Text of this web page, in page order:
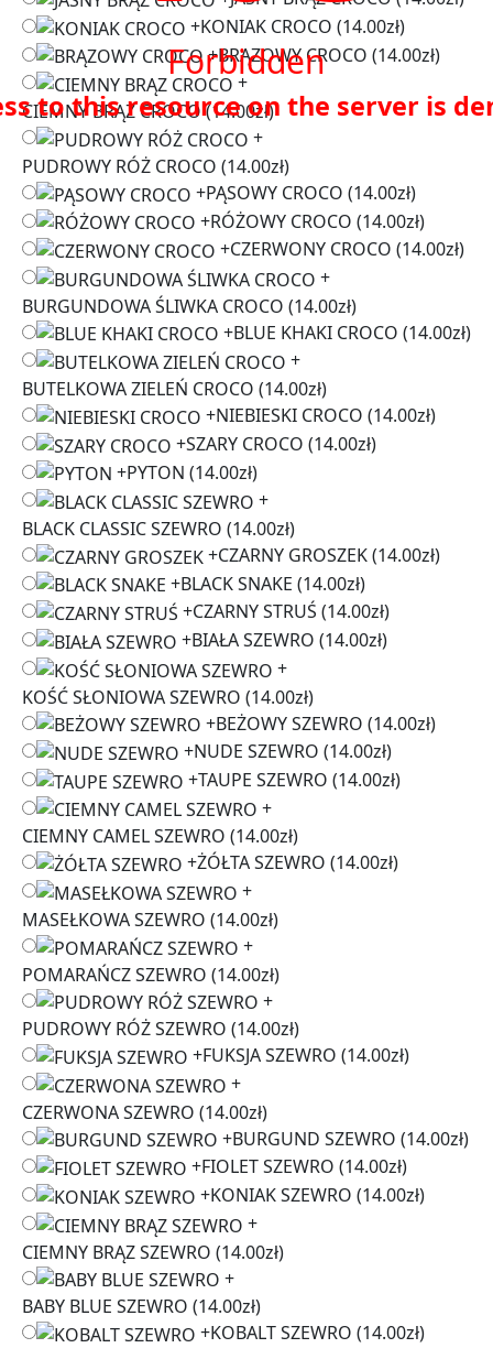
+KONIAK CROCO (14.00zł)
+BRĄZOWY CROCO (14.00zł)
+
CIEMNY BRĄZ CROCO (14.00zł)
+
PUDROWY RÓŻ CROCO (14.00zł)
+PĄSOWY CROCO (14.00zł)
+RÓŻOWY CROCO (14.00zł)
+CZERWONY CROCO (14.00zł)
+
BURGUNDOWA ŚLIWKA CROCO (14.00zł)
+BLUE KHAKI CROCO (14.00zł)
+
BUTELKOWA ZIELEŃ CROCO (14.00zł)
+NIEBIESKI CROCO (14.00zł)
+SZARY CROCO (14.00zł)
+PYTON (14.00zł)
+
BLACK CLASSIC SZEWRO (14.00zł)
+CZARNY GROSZEK(14.00zł)
+BLACK SNAKE (14.00zł)
+CZARNY STRUŚ (14.00zł)
+BIAŁA SZEWRO (14.00zł)
+
KOŚĆ SŁONIOWA SZEWRO (14.00zł)
+BEŻOWY SZEWRO (14.00zł)
+NUDE SZEWRO (14.00zł)
+TAUPE SZEWRO (14.00zł)
+
CIEMNY CAMEL SZEWRO (14.00zł)
+ŻÓŁTA SZEWRO (14.00zł)
+
MASEŁKOWA SZEWRO (14.00zł)
+
POMARAŃCZ SZEWRO (14.00zł)
+
PUDROWY RÓŻ SZEWRO (14.00zł)
+FUKSJA SZEWRO (14.00zł)
+
CZERWONA SZEWRO (14.00zł)
+BURGUND SZEWRO (14.00zł)
+FIOLET SZEWRO (14.00zł)
+KONIAK SZEWRO (14.00zł)
+
CIEMNY BRĄZ SZEWRO (14.00zł)
+
BABY BLUE SZEWRO (14.00zł)
+KOBALT SZEWRO (14.00zł)
Forbidden
to this resource on the server is